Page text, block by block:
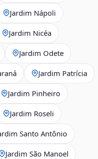
Jardim Nápoli
Jardim Nicéa
Jardim Odete
Jardim Patrícia
Jardim Pinheiro
Jardim Roseli
Santo Antônio
Jardim São Manoel